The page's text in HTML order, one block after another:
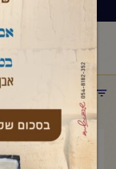
שיעורי
היומי-
תפריט קטגוריות